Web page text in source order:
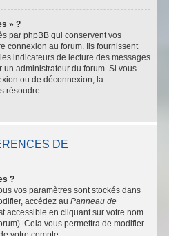
» ?
par phpBB qui conservent vos
connexion au forum. Ils fournissent
indicateurs de lecture des messages
administrateur du forum. Si vous
ou de déconnexion, la
résoudre.
DE
?
vos paramètres sont stockés dans
accédez au Panneau de
accessible en cliquant sur votre nom
Cela vous permettra de modifier